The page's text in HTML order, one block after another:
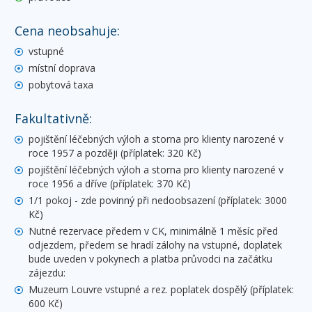
Cena neobsahuje:
vstupné
místní doprava
pobytová taxa
Fakultativně:
pojištění léčebných výloh a storna pro klienty narozené v
roce 1957 a později (příplatek: 320 Kč)
pojištění léčebných výloh a storna pro klienty narozené v
roce 1956 a dříve (příplatek: 370 Kč)
1/1 pokoj - zde povinný při nedoobsazení (příplatek: 3000
Kč)
Nutné rezervace předem v CK, minimálně 1 měsíc před
odjezdem, předem se hradí zálohy na vstupné, doplatek
bude uveden v pokynech a platba průvodci na začátku
zájezdu:
Muzeum Louvre vstupné a rez. poplatek dospělý (příplatek:
600 Kč)